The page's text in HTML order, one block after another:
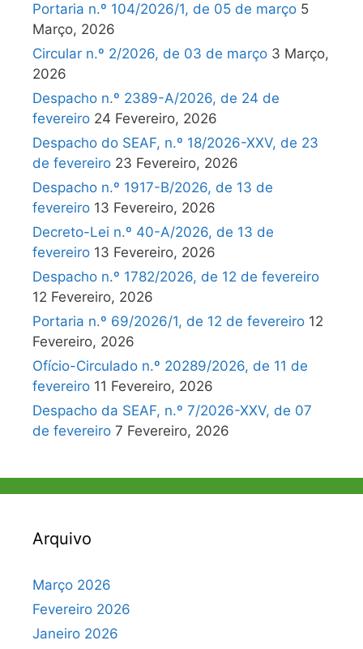
Portaria n.º 104/2026/1, de 05 de março 5
Março, 2026
Circular n.º 2/2026, de 03 de março 3 Março,
2026
Despacho n.º 2389-A/2026, de 24 de
fevereiro 24 Fevereiro, 2026
Despacho do SEAF, n.º 18/2026-XXV, de 23
de fevereiro 23 Fevereiro, 2026
Despacho n.º 1917-B/2026, de 13 de
fevereiro 13 Fevereiro, 2026
Decreto-Lei n.º 40-A/2026, de 13 de
fevereiro 13 Fevereiro, 2026
Despacho n.º 1782/2026, de 12 de fevereiro
12 Fevereiro, 2026
Portaria n.º 69/2026/1, de 12 de fevereiro 12
Fevereiro, 2026
Ofício-Circulado n.º 20289/2026, de 11 de
fevereiro 11 Fevereiro, 2026
Despacho da SEAF, n.º 7/2026-XXV, de 07
de fevereiro 7 Fevereiro, 2026
Arquivo
Março 2026
Fevereiro 2026
Janeiro 2026